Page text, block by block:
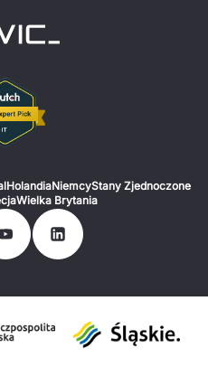
HolandiaNiemcyStany Zjednoczone
Wielka Brytania